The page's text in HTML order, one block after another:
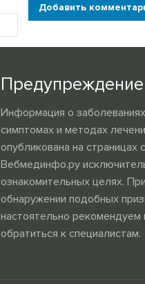
Добавить
Предупреждение
Информация о
симптомах и методах
опубликована на страницах
Вебмединфо.ру
ознакомительных целях. При
обнаружении подобных
настоятельно
обратиться к специалистам.